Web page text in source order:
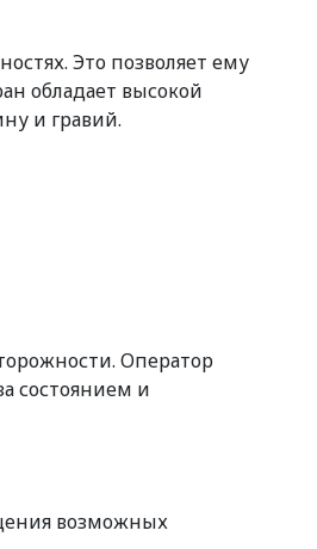
Это позволяет ему
обладает высокой
и гравий.
Оператор
состоянием и
возможных